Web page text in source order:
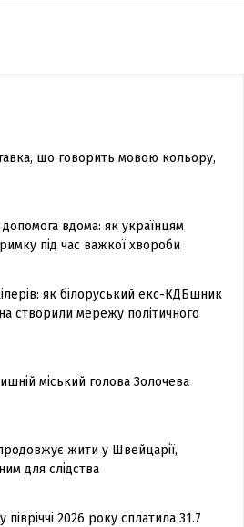
що говорить мовою кольору,
вдома: як українцям
під час важкої хвороби
як білоруський екс-КДБшник
створили мережу політичного
міський голова Золочева
жити у Швейцарії,
для слідства
2026 року сплатила 31.7